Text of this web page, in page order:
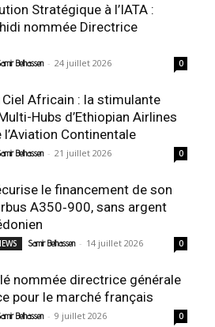
Stratégique à l’IATA :
nommée Directrice
Belhassen - 24 juillet 2026 0
Ciel Africain : la stimulante
Hubs d’Ethiopian Airlines
l’Aviation Continentale
Belhassen - 21 juillet 2026 0
le financement de son
A350‑900, sans argent
Samir Belhassen - 14 juillet 2026 0
nommée directrice générale
pour le marché français
Belhassen - 9 juillet 2026 0